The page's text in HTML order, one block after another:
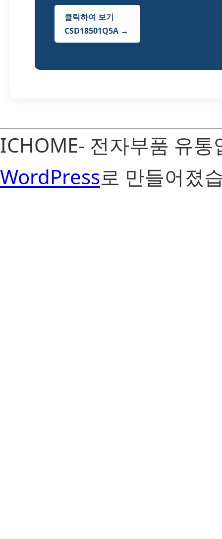
클릭하여 보기
CSD18501Q5A →
ICHOME- 전자부품 유
WordPress로 만들어졌